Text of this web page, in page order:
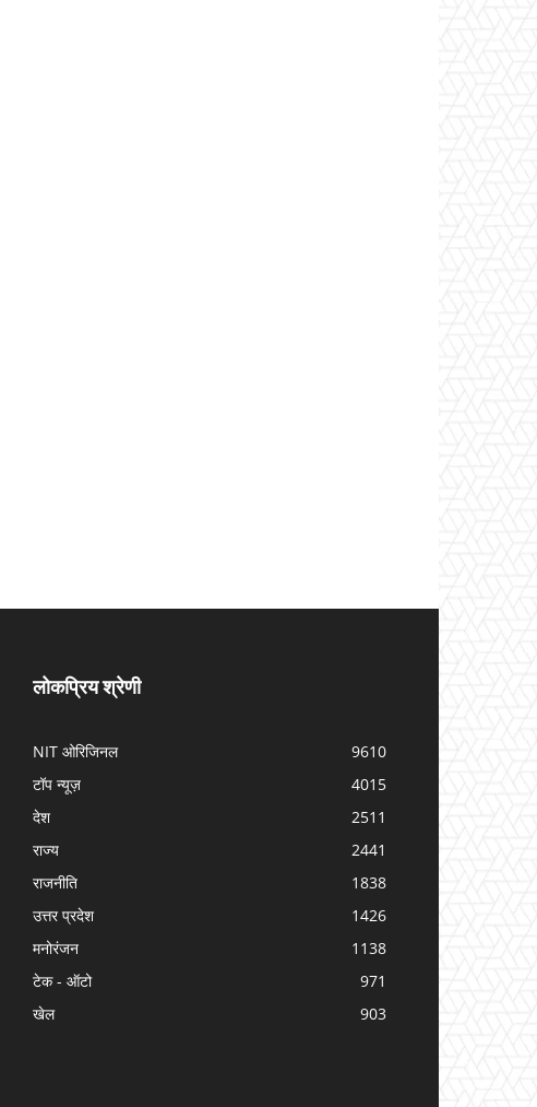
लोकप्रिय श्रेणी
NIT ओरिजिनल
9610
टॉप न्यूज़
4015
देश
2511
राज्य
2441
राजनीति
1838
उत्तर प्रदेश
1426
मनोरंजन
1138
टेक - ऑटो
971
खेल
903